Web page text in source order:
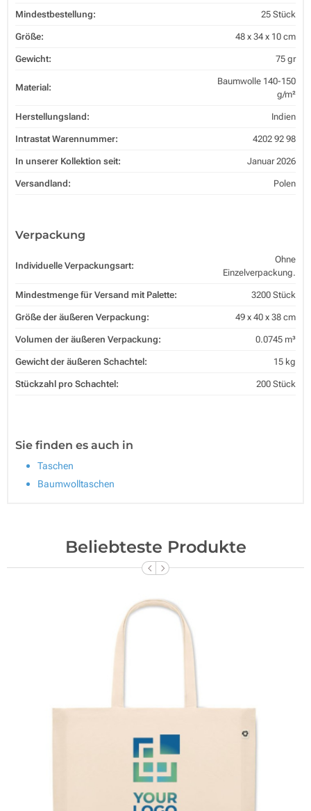
Mindestbestellung: 25 Stück
Größe: 48 x 34 x 10 cm
Gewicht: 75 gr
Material:
Baumwolle 140-150
g/m²
Herstellungsland: Indien
Intrastat Warennummer: 4202 92 98
In unserer Kollektion seit: Januar 2026
Versandland: Polen
Verpackung
Individuelle Verpackungsart:
Ohne
Einzelverpackung.
Mindestmenge für Versand mit Palette: 3200 Stück
Größe der äußeren Verpackung: 49 x 40 x 38 cm
Volumen der äußeren Verpackung: 0.0745 m³
Gewicht der äußeren Schachtel: 15 kg
Stückzahl pro Schachtel: 200 Stück
Sie finden es auch in
Taschen
Baumwolltaschen
Beliebteste Produkte